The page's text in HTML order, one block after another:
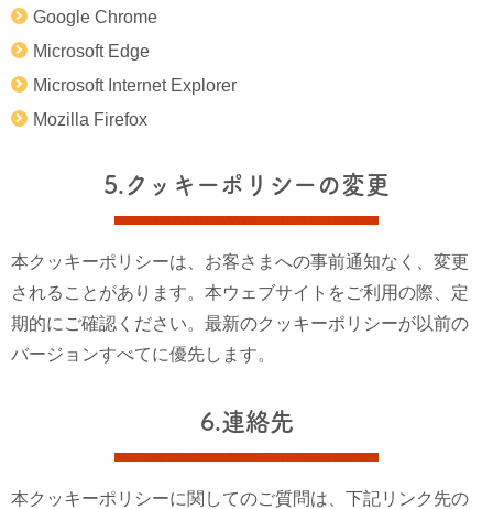
Google Chrome
Microsoft Edge
Microsoft Internet Explorer
Mozilla Firefox
5.クッキーポリシーの変更
本クッキーポリシーは、お客さまへの事前通知なく、変更
されることがあります。本ウェブサイトをご利用の際、定
期的にご確認ください。最新のクッキーポリシーが以前の
バージョンすべてに優先します。
6.連絡先
本クッキーポリシーに関してのご質問は、下記リンク先の